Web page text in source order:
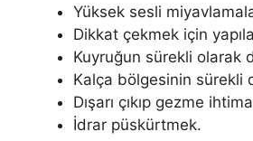
Yüksek sesli
Dikkat çekmek için
Kuyruğun sürekli olarak
Kalça bölgesinin sürekli
Dışarı çıkıp gezme
İdrar püskürtmek.